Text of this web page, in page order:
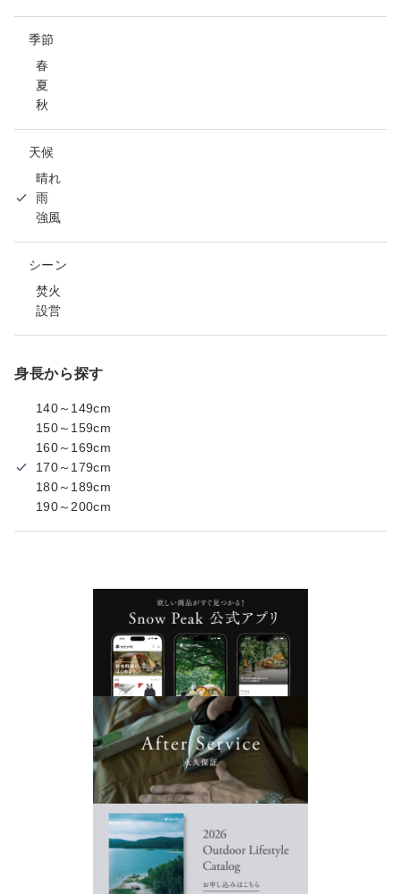
季節
春
夏
秋
天候
晴れ
雨
強風
シーン
焚火
設営
身長から探す
140～149cm
150～159cm
160～169cm
170～179cm
180～189cm
190～200cm